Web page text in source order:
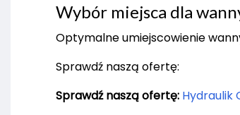
Wybór miejsca dla
Optymalne umiejscowienie
Sprawdź naszą ofertę:
Sprawdź naszą ofertę: Hydraulik